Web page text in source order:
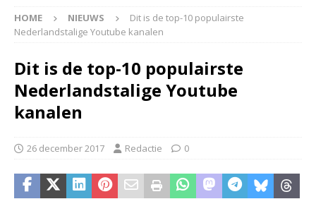
HOME NIEUWS
Dit is de top-10 populairste
Nederlandstalige Youtube kanalen
Dit is de top-10 populairste
Nederlandstalige Youtube
kanalen
26 december 2017 Redactie 0